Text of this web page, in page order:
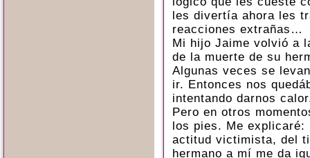
les divertía ahora les
reacciones extrañas…
Mi hijo Jaime volvió a
de la muerte de su
Algunas veces se
ir. Entonces nos
intentando darnos
Pero en otros
los pies. Me explicaré:
actitud victimista, del
hermano a mí me da